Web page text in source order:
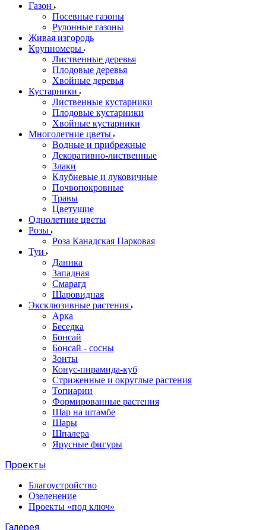
Газон
Посевные газоны
Рулонные газоны
Живая изгородь
Крупномеры
Лиственные деревья
Плодовые деревья
Хвойные деревья
Кустарники
Лиственные кустарники
Плодовые кустарники
Хвойные кустарники
Многолетние цветы
Водные и прибрежные
Декоративно-лиственные
Злаки
Клубневые и луковичные
Почвопокровные
Травы
Цветущие
Однолетние цветы
Розы
Роза Канадская Парковая
Туи
Даника
Западная
Смарагд
Шаровидная
Эксклюзивные растения
Арка
Беседка
Бонсай
Бонсай - сосны
Зонты
Конус-пирамида-куб
Стриженные и округлые растения
Топиарии
Формированные растения
Шар на штамбе
Шары
Шпалера
Ярусные фигуры
Проекты
Благоустройство
Озеленение
Проекты «под ключ»
Галерея